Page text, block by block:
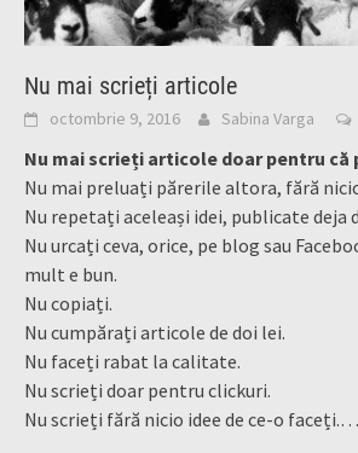
Nu mai scrieți articole
octombrie 9, 2016 Sabina Varga
Nu mai scrieți articole doar pentru că
Nu mai preluați părerile altora, fără
Nu repetați aceleași idei, publicate deja
Nu urcați ceva, orice, pe blog sau
mult e bun.
Nu copiați.
Nu cumpărați articole de doi lei.
Nu faceți rabat la calitate.
Nu scrieți doar pentru clickuri.
Nu scrieți fără nicio idee de ce-o faceți.…